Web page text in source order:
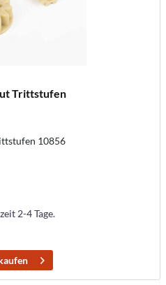
Trittstufen
10856
2-4 Tage.